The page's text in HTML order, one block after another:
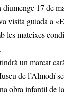
17 de
visita guiada a
les mateixes
un marcat
de l’Almodí
obra infantil de